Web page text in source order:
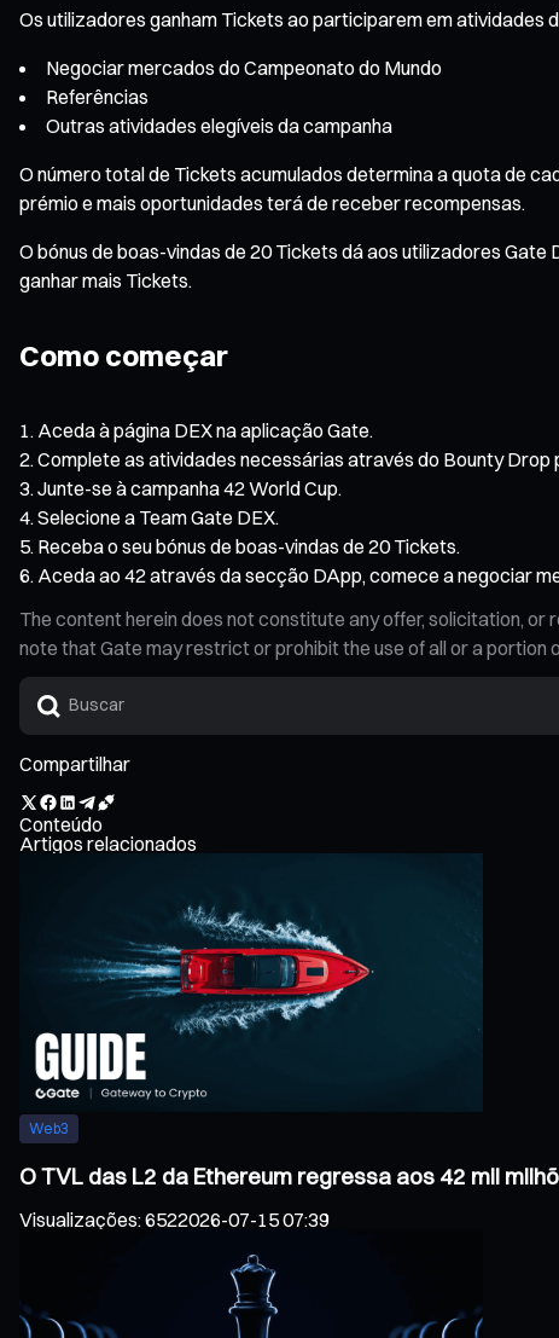
Os utilizadores ganham Tickets ao participarem em atividades
Negociar mercados do Campeonato do Mundo
Referências
Outras atividades elegíveis da campanha
O número total de Tickets acumulados determina a quota de
prémio e mais oportunidades terá de receber recompensas.
O bónus de boas-vindas de 20 Tickets dá aos utilizadores
ganhar mais Tickets.
Como começar
Aceda à página DEX na aplicação Gate.
Complete as atividades necessárias através do Bounty Drop
Junte-se à campanha 42 World Cup.
Selecione a Team Gate DEX.
Receba o seu bónus de boas-vindas de 20 Tickets.
Aceda ao 42 através da secção DApp, comece a negociar
The content herein does not constitute any offer, solicitation, or
note that Gate may restrict or prohibit the use of all or a
Compartilhar
Conteúdo
Artigos relacionados
Web3
O TVL das L2 da Ethereum regressa aos 42 mil
Visualizações:6522026-07-15 07:39